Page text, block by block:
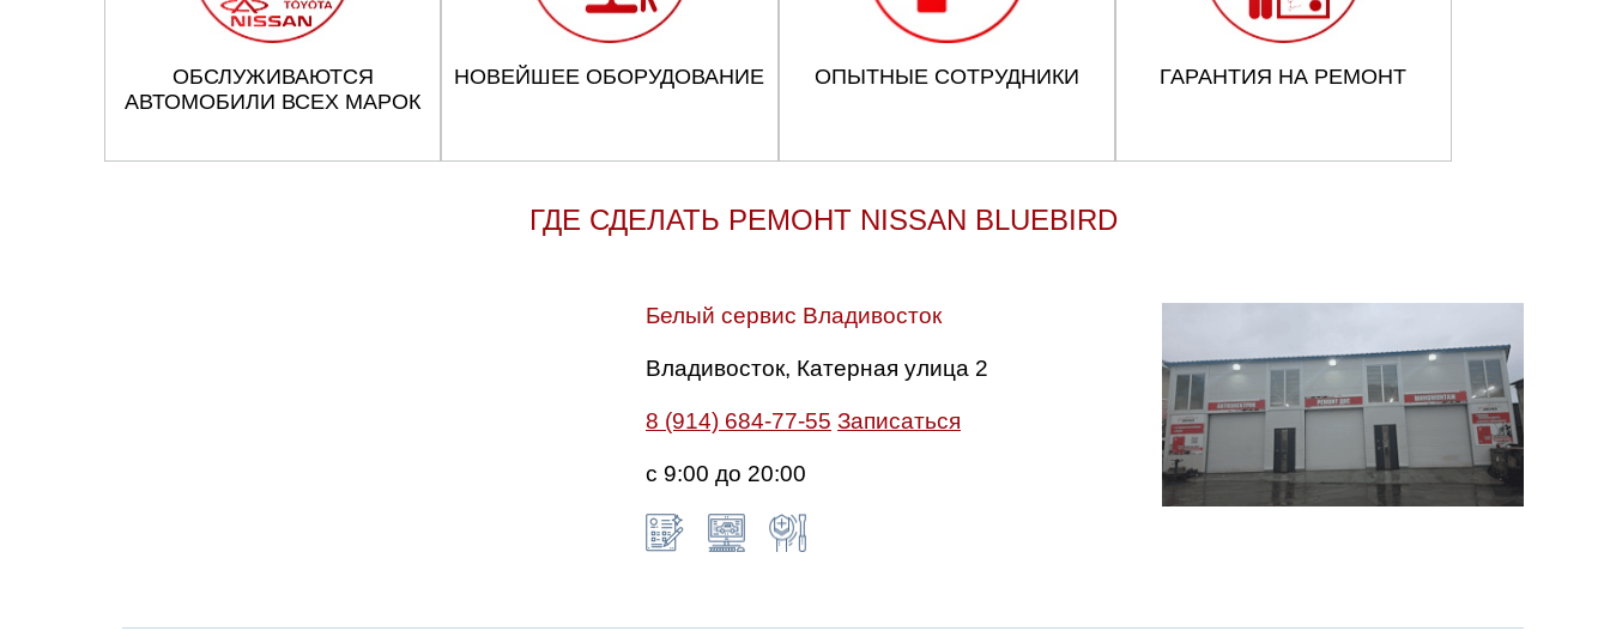
ОБСЛУЖИВАЮТСЯ
АВТОМОБИЛИ ВСЕХ МАРОК
НОВЕЙШЕЕ ОБОРУДОВАНИЕ ОПЫТНЫЕ СОТРУДНИКИ ГАРАНТИЯ НА РЕМОНТ
ГДЕ СДЕЛАТЬ РЕМОНТ NISSAN BLUEBIRD
Белый сервис Владивосток
Владивосток, Катерная улица 2
8 (914) 684-77-55 Записаться
с 9:00 до 20:00